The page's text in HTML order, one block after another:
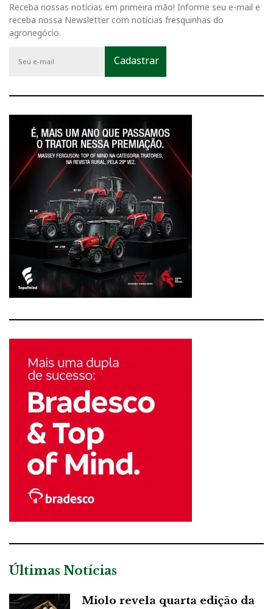
Receba nossas notícias em primeira mão! Informe seu e-mail e
receba nossa Newsletter com notícias fresquinhas do
agronegócio.
Últimas Notícias
Miolo revela quarta edição da